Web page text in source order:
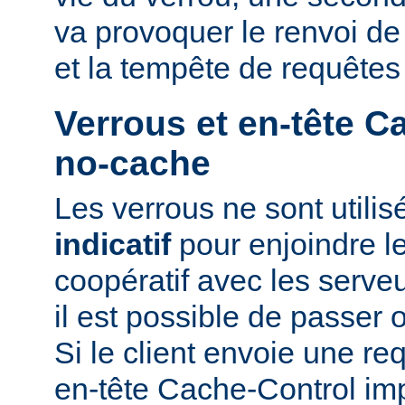
va provoquer le renvoi
et la tempête de
Verrous et en-tête
no-cache
Les verrous ne sont
indicatifpour enjoindre
coopératif avec les
il est possible de passer
Si le client envoie une
en-tête Cache-Control